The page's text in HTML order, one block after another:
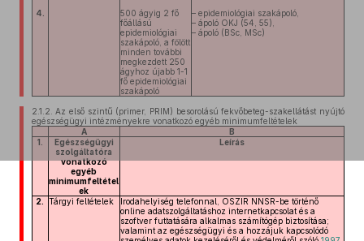
4.
500 ágyig 2 fő
főállású
epidemiológiai
szakápoló, a fölött
minden további
megkezdett 250
ágyhoz újabb 1-1
fő epidemiológiai
szakápoló
– epidemiológiai szakápoló,
– ápoló OKJ (54, 55),
– ápoló (BSc, MSc)
2.1.2. Az első szintű (primer, PRIM) besorolású fekvőbeteg-szakellátást nyújtó
egészségügyi intézményekre vonatkozó egyéb minimumfeltételek
A
B
1.
Egészségügyi
szolgáltatóra
vonatkozó
egyéb
minimumfeltétel
ek
Leírás
2. Tárgyi feltételek
Irodahelyiség telefonnal, OSZIR NNSR-be történő
online adatszolgáltatáshoz internetkapcsolat és a
szoftver futtatására alkalmas számítógép biztosítása;
valamint az egészségügyi és a hozzájuk kapcsolódó